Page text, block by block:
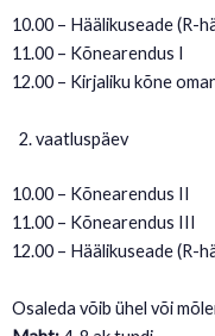
10.00 – Häälikuseade (R-
11.00 – Kõnearendus I
12.00 – Kirjaliku kõne
vaatluspäev
10.00 – Kõnearendus II
11.00 – Kõnearendus III
12.00 – Häälikuseade (R-
Osaleda võib ühel või